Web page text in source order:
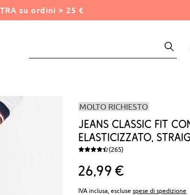
su ordini > 25 €
MOLTO RICHIESTO
Jeans classic fit
elasticizzato,
(265)
26 99 €
IVA inclusa, escluse spese di spedizione